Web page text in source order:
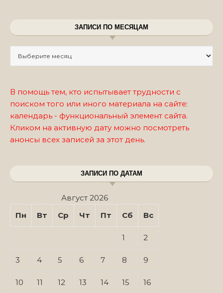
ЗАПИСИ ПО МЕСЯЦАМ
В помощь тем, кто испытывает трудности с
поиском того или иного материала на сайте:
календарь - функциональный элемент сайта.
Кликом на активную дату можно посмотреть
анонсы всех записей за этот день.
ЗАПИСИ ПО ДАТАМ
Август 2026
Пн
Вт Ср Чт Пт Сб Вс
1 2
3 4 5 6 7 8 9
10 11 12 13 14 15 16